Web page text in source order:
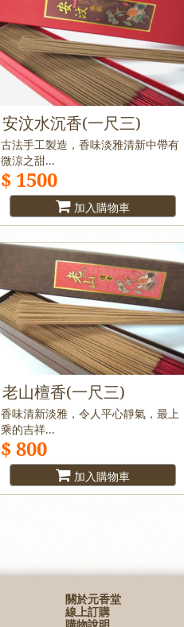
安汶水沉香(一尺三)
古法手工製造，香味淡雅清新中帶有
微涼之甜...
$ 1500
加入購物車
老山檀香(一尺三)
香味清新淡雅，令人平心靜氣，最上
乘的吉祥...
$ 800
加入購物車
關於元香堂
線上訂購